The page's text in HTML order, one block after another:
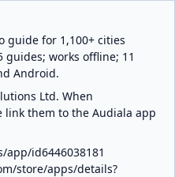
guide for 1,100+ cities
guides; works offline; 11
Android.
Ltd. When
link them to the Audiala app
id6446038181
store/apps/details?